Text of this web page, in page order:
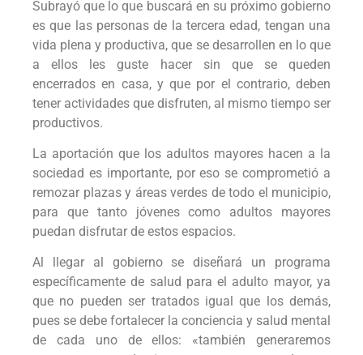
Subrayó que lo que buscará en su próximo gobierno
es que las personas de la tercera edad, tengan una
vida plena y productiva, que se desarrollen en lo que
a ellos les guste hacer sin que se queden
encerrados en casa, y que por el contrario, deben
tener actividades que disfruten, al mismo tiempo ser
productivos.
La aportación que los adultos mayores hacen a la
sociedad es importante, por eso se comprometió a
remozar plazas y áreas verdes de todo el municipio,
para que tanto jóvenes como adultos mayores
puedan disfrutar de estos espacios.
Al llegar al gobierno se diseñará un programa
específicamente de salud para el adulto mayor, ya
que no pueden ser tratados igual que los demás,
pues se debe fortalecer la conciencia y salud mental
de cada uno de ellos: «también generaremos